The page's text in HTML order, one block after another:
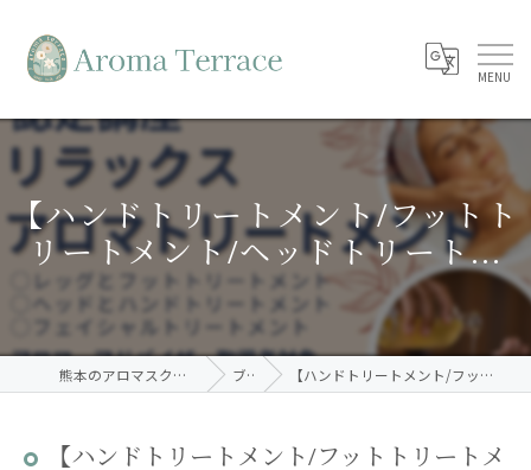
【ハンドトリートメント/フットト
リートメント/ヘッドトリート...
熊本のアロマスクールならAroma Terrace ブログ 【ハンドトリートメント/フットトリートメント/ヘッドトリート...
【ハンドトリートメント/フットトリートメ